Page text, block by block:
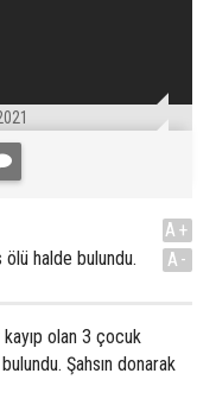
ölü halde bulundu.
A+
A-
olan 3 çocuk
Şahsın donarak